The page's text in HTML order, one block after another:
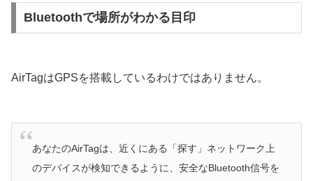
Bluetoothで場所がわかる目印
AirTagはGPSを搭載しているわけではありません。
あなたのAirTagは、近くにある「探す」ネットワーク上
のデバイスが検知できるように、安全なBluetooth信号を